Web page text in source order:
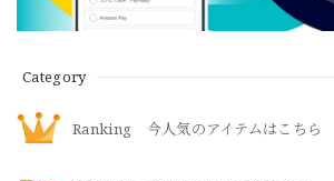
Category
Ranking 今人気のアイテムはこちら